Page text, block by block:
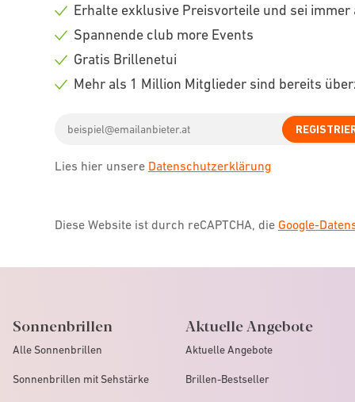
Check
Erhalte exklusive Preisvorteile und sei
Check
Spannende club more Events
Check
Gratis Brillenetui
Mehr als 1 Million Mitglieder sind bereits
address
Lies hier unsere Datenschutzerklärung
Diese Website ist durch reCAPTCHA, die Google-
Sonnenbrillen
Alle Sonnenbrillen
Sonnenbrillen mit Sehstärke
Aktuelle Angebote
Aktuelle Angebote
Brillen-Bestseller